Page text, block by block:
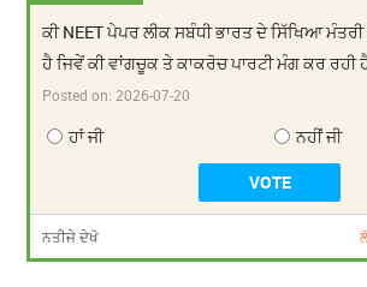
ਕੀ NEET ਪੇਪਰ ਲੀਕ ਸਬੰਧੀ ਭਾਰਤ ਦੇ ਸਿੱਖਿਆ ਮੰਤਰੀ
ਹੈ ਜਿਵੇਂ ਕੀ ਵਾਂਗਚੂਕ ਤੇ ਕਾਕਰੋਚ ਪਾਰਟੀ ਮੰਗ ਕਰ ਰਹੀ
Posted on:2026-07-20
ਹਾਂ ਜੀ ਨਹੀਂ ਜੀ
ਨਤੀਜੇ ਦੇਖੋ